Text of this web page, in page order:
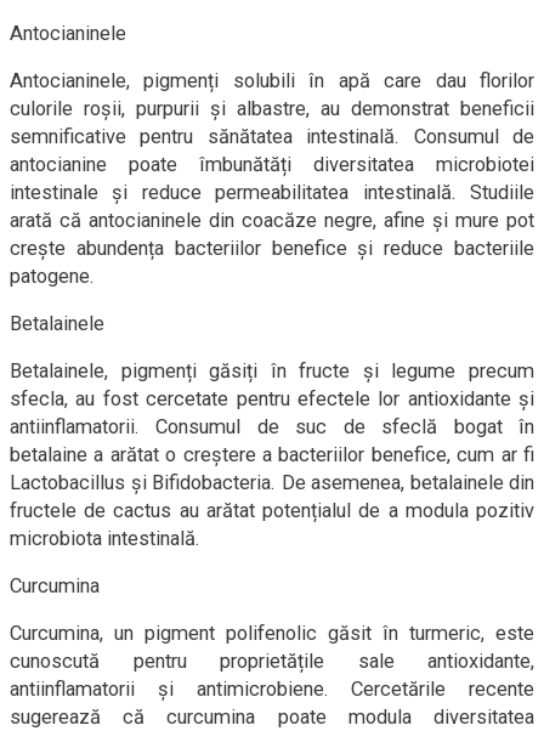
Antocianinele
Antocianinele, pigmenți solubili în apă care dau florilor
culorile roșii, purpurii și albastre, au demonstrat beneficii
semnificative pentru sănătatea intestinală. Consumul de
antocianine poate îmbunătăți diversitatea microbiotei
intestinale și reduce permeabilitatea intestinală. Studiile
arată că antocianinele din coacăze negre, afine și mure pot
crește abundența bacteriilor benefice și reduce bacteriile
patogene.
Betalainele
Betalainele, pigmenți găsiți în fructe și legume precum
sfecla, au fost cercetate pentru efectele lor antioxidante și
antiinflamatorii. Consumul de suc de sfeclă bogat în
betalaine a arătat o creștere a bacteriilor benefice, cum ar fi
Lactobacillus și Bifidobacteria. De asemenea, betalainele din
fructele de cactus au arătat potențialul de a modula pozitiv
microbiota intestinală.
Curcumina
Curcumina, un pigment polifenolic găsit în turmeric, este
cunoscută pentru proprietățile sale antioxidante,
antiinflamatorii și antimicrobiene. Cercetările recente
sugerează că curcumina poate modula diversitatea